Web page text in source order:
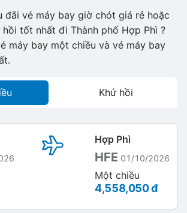
đãi vé máy bay giờ chót giá rẻ hoặc
tốt nhất đi Thành phố Hợp Phì ?
máy bay một chiều và vé máy bay
Khứ hồi
Hợp Phì
HFE 01/10/2026
Một chiều
4,558,050 đ